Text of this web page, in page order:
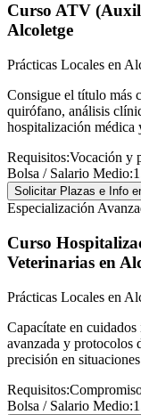
Curso ATV
Alcoletge
Prácticas Locales en
Consigue el título más
quirófano, análisis
hospitalización médica
Requisitos:Vocación y
Bolsa / Salario Medio:
Solicitar Plazas e Info
Especialización
Curso
Veterinarias en
Prácticas Locales en
Capacítate en
avanzada y protocolos
precisión en
Requisitos:
Bolsa / Salario Medio: